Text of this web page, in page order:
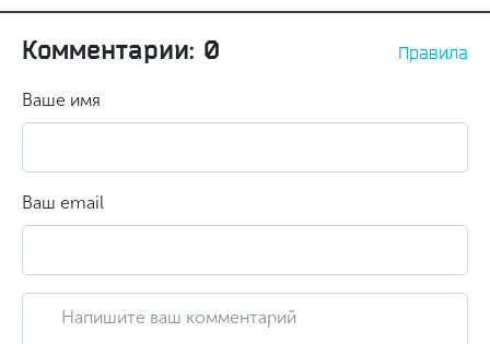
Комментарии: 0 Правила
Ваше имя
Ваш email